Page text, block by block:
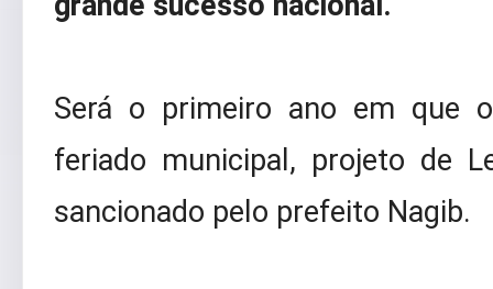
Será o primeiro ano em que
feriado municipal, projeto de
sancionado pelo prefeito Nagib.